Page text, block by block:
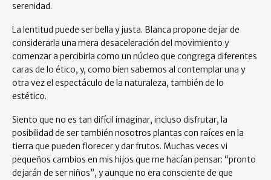
serenidad.
La lentitud puede ser bella y justa. Blanca propone dejar de
considerarla una mera desaceleración del movimiento y
comenzar a percibirla como un núcleo que congrega diferentes
caras de lo ético, y, como bien sabemos al contemplar una y
otra vez el espectáculo de la naturaleza, también de lo
estético.
Siento que no es tan difícil imaginar, incluso disfrutar, la
posibilidad de ser también nosotros plantas con raíces en la
tierra que pueden florecer y dar frutos. Muchas veces vi
pequeños cambios en mis hijos que me hacían pensar: “pronto
dejarán de ser niños”, y aunque no era consciente de que